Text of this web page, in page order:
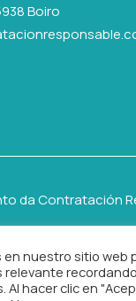
Boiro
da Contratación
en nuestro sitio web
relevante
Al hacer clic en